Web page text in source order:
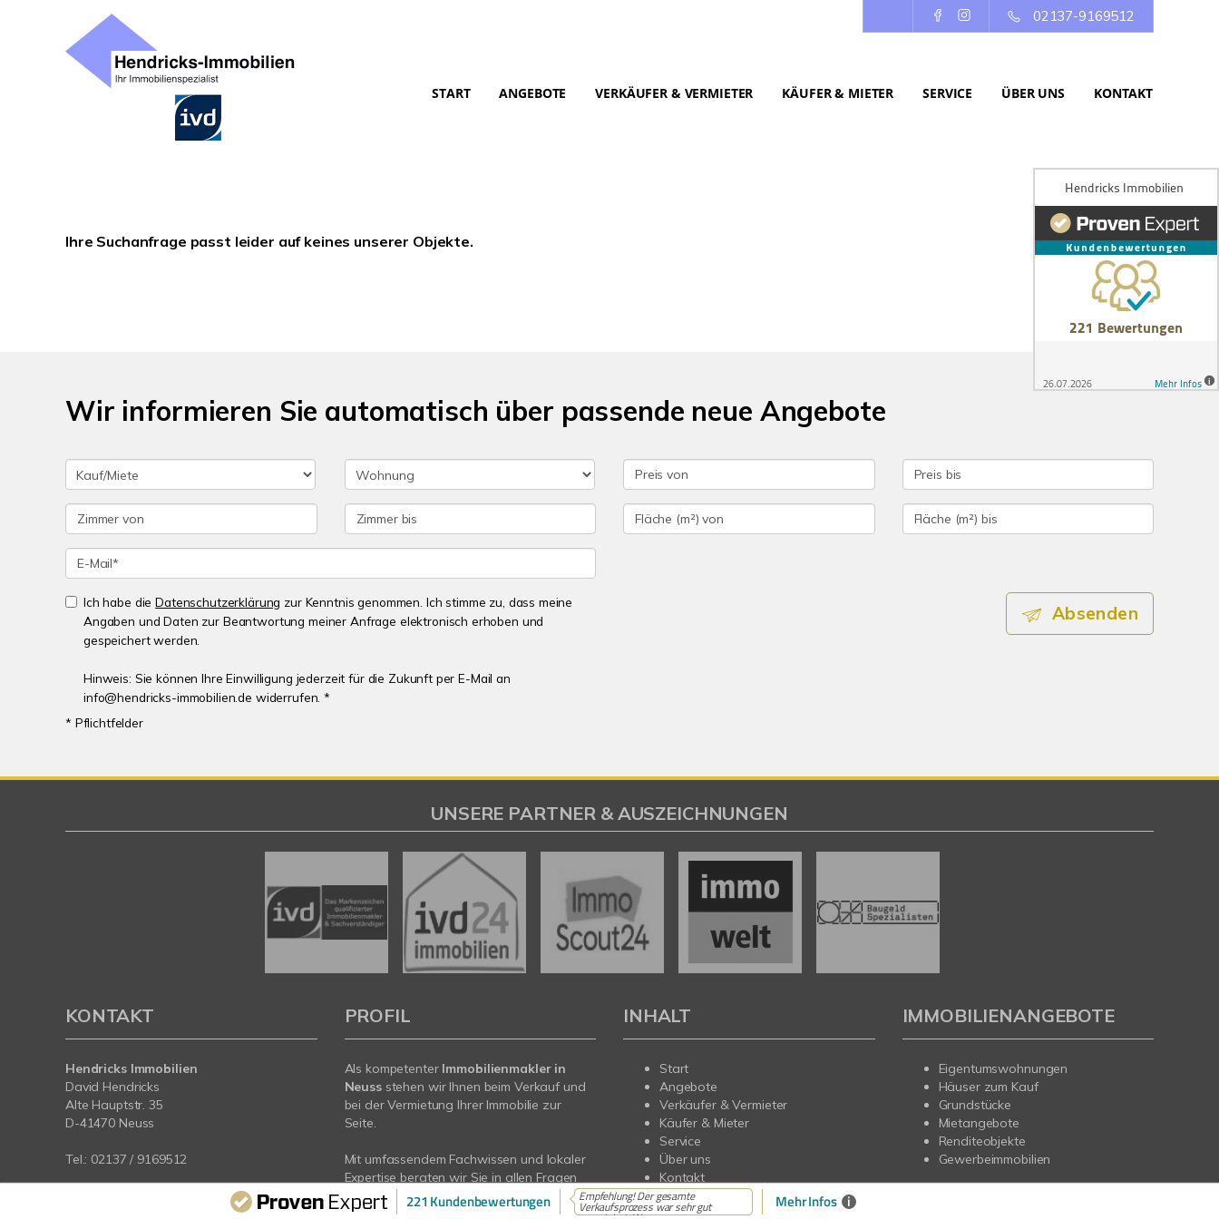
02137-9169512
START ANGEBOTE VERKÄUFER & VERMIETER KÄUFER & MIETER SERVICE ÜBER UNS KONTAKT
Ihre Suchanfrage passt leider auf keines unserer Objekte.
Wir informieren Sie automatisch über passende neue Angebote
Ich habe dieDatenschutzerklärung zur Kenntnis genommen. Ich stimme zu, dass meine
Angaben und Daten zur Beantwortung meiner Anfrage elektronisch erhoben und
gespeichert werden.
Hinweis: Sie können Ihre Einwilligung jederzeit für die Zukunft per E-Mail an
info@hendricks-immobilien.de widerrufen. *
* Pflichtfelder
Absenden
221 Kundenbewertungen Empfehlung! Der gesamte
Verkaufsprozess war sehr gut Mehr Infos i
UNSERE PARTNER & AUSZEICHNUNGEN
KONTAKT
Hendricks Immobilien
David Hendricks
Alte Hauptstr. 35
D-41470 Neuss
Tel.: 02137 / 9169512
info@hendricks-immobilien.de
www.hendricks-immobilien.de
PROFIL
Als kompetenter Immobilienmakler in
Neussstehen wir Ihnen beim Verkauf und
bei der Vermietung Ihrer Immobilie zur
Seite.
Mit umfassendem Fachwissen und lokaler
Expertise beraten wir Sie in allen Fragen
rund um Ihr Haus oder Ihre Wohnung in
Neuss. Sprechen Sie uns an - wir sind für
INHALT
Start
Angebote
Verkäufer & Vermieter
Käufer & Mieter
Service
Über uns
Kontakt
IMMOBILIENANGEBOTE
Eigentumswohnungen
Häuser zum Kauf
Grundstücke
Mietangebote
Renditeobjekte
Gewerbeimmobilien